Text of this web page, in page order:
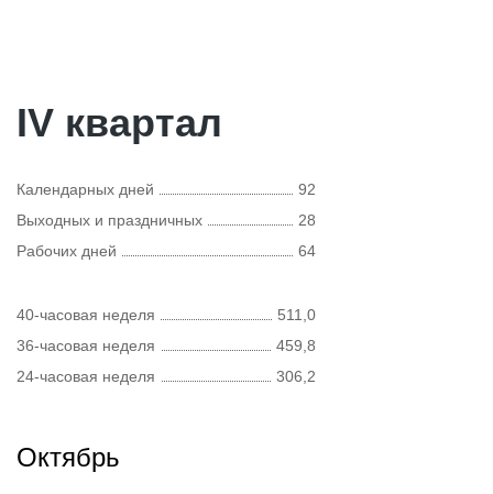
IV квартал
Календарных дней
92
Выходных и праздничных
28
Рабочих дней
64
40-часовая неделя
511,0
36-часовая неделя
459,8
24-часовая неделя
306,2
Октябрь